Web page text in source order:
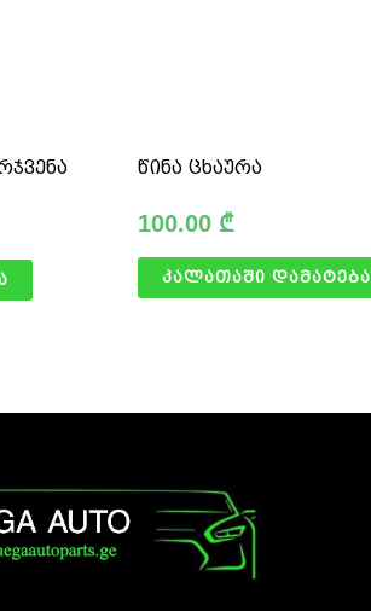
წინა ცხაურა
100.00 ₾
კალათაში დამატება